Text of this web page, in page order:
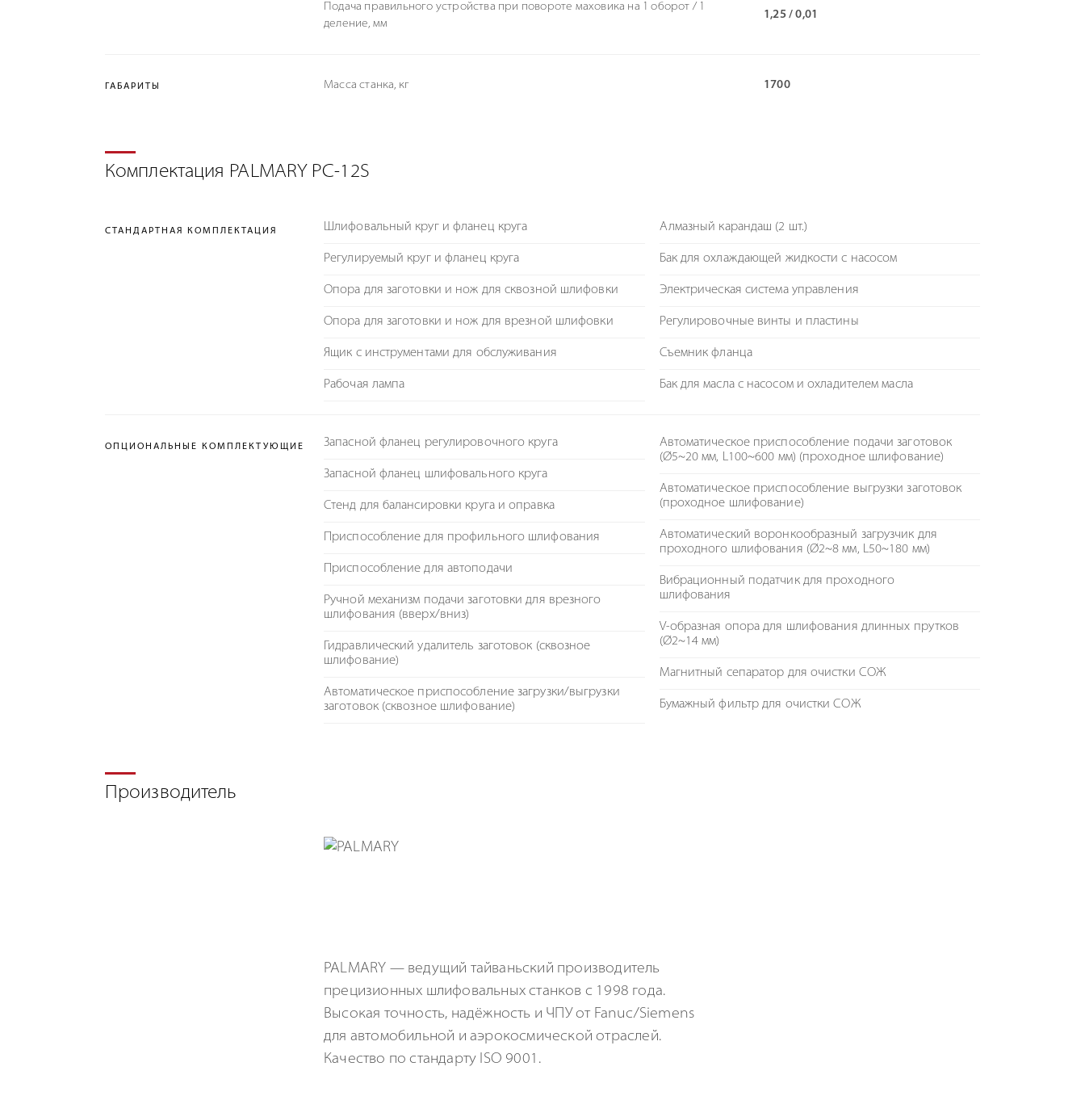
Подача правильного устройства при повороте маховика на 1 оборот / 1
деление, мм
1,25 / 0,01
ГАБАРИТЫ Масса станка, кг 1700
Комплектация PALMARY PC-12S
СТАНДАРТНАЯ КОМПЛЕКТАЦИЯ Шлифовальный круг и фланец круга
Регулируемый круг и фланец круга
Опора для заготовки и нож для сквозной шлифовки
Опора для заготовки и нож для врезной шлифовки
Ящик с инструментами для обслуживания
Рабочая лампа
Алмазный карандаш (2 шт.)
Бак для охлаждающей жидкости с насосом
Электрическая система управления
Регулировочные винты и пластины
Съемник фланца
Бак для масла с насосом и охладителем масла
ОПЦИОНАЛЬНЫЕ КОМПЛЕКТУЮЩИЕ Запасной фланец регулировочного круга
Запасной фланец шлифовального круга
Стенд для балансировки круга и оправка
Приспособление для профильного шлифования
Приспособление для автоподачи
Ручной механизм подачи заготовки для врезного
шлифования (вверх/вниз)
Гидравлический удалитель заготовок (сквозное
шлифование)
Автоматическое приспособление загрузки/выгрузки
заготовок (сквозное шлифование)
Автоматическое приспособление подачи заготовок
(Ø5~20 мм, L100~600 мм) (проходное шлифование)
Автоматическое приспособление выгрузки заготовок
(проходное шлифование)
Автоматический воронкообразный загрузчик для
проходного шлифования (Ø2~8 мм, L50~180 мм)
Вибрационный податчик для проходного
шлифования
V-образная опора для шлифования длинных прутков
(Ø2~14 мм)
Магнитный сепаратор для очистки СОЖ
Бумажный фильтр для очистки СОЖ
Производитель
PALMARY — ведущий тайваньский производитель
прецизионных шлифовальных станков с 1998 года.
Высокая точность, надёжность и ЧПУ от Fanuc/Siemens
для автомобильной и аэрокосмической отраслей.
Качество по стандарту ISO 9001.